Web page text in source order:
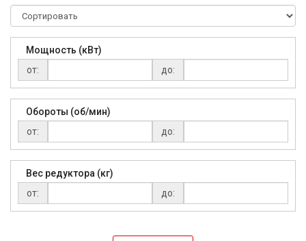
Мощность (кВт)
от:
до:
Обороты (об/мин)
от:
до:
Вес редуктора (кг)
от:
до: